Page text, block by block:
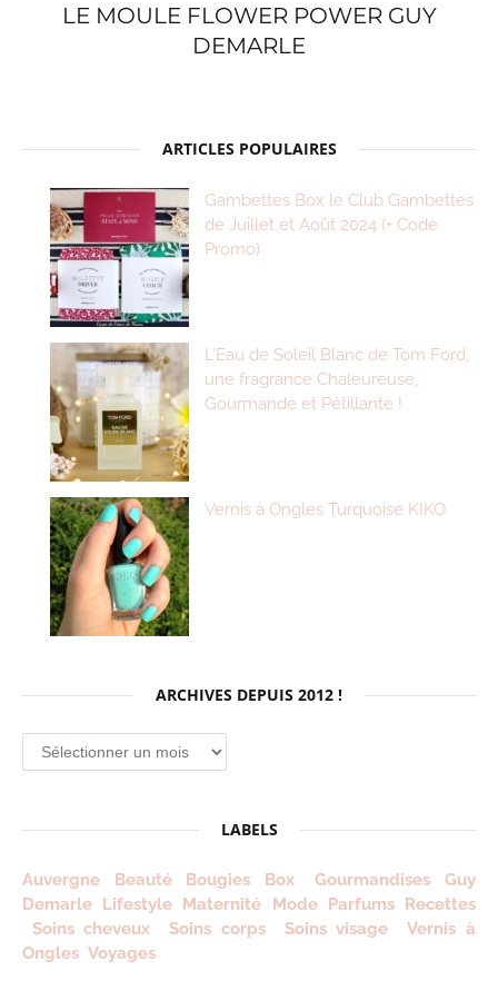
LE MOULE FLOWER POWER GUY
DEMARLE
ARTICLES POPULAIRES
Gambettes Box le Club Gambettes
de Juillet et Août 2024 (+ Code
Promo)
L’Eau de Soleil Blanc de Tom Ford,
une fragrance Chaleureuse,
Gourmande et Pétillante !
Vernis à Ongles Turquoise KIKO
ARCHIVES DEPUIS 2012 !
Archives
depuis
LABELS
Auvergne Beauté Bougies Box Gourmandises
Guy
Demarle Lifestyle Maternité Mode Parfums Recettes
Soins cheveux
Soins corps Soins visage
Vernis à
Ongles Voyages